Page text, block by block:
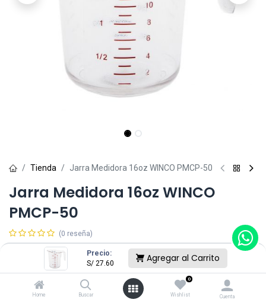
Precio:
S/ 27.60 Agregar al Carrito
Home Buscar
0
Wishlist Cuenta
Tienda Jarra Medidora 16oz WINCO PMCP-50
Jarra Medidora 16oz WINCO
PMCP-50
(0 reseña)
27.60
Agregar al Carrito